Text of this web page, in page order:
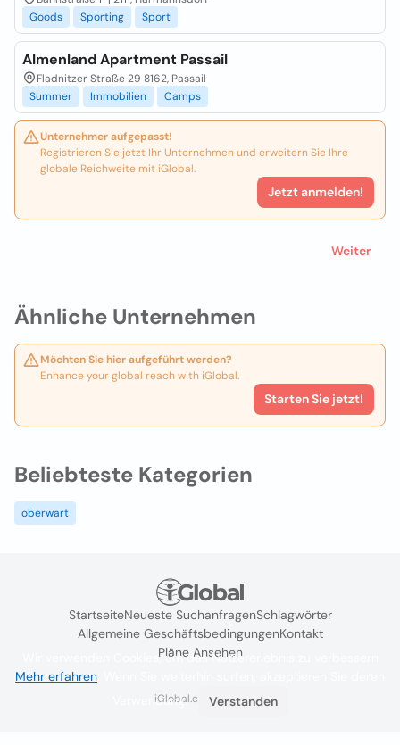
Ähnliche Unternehmen
Möchten Sie hier aufgeführt werden?
Enhance your global reach with iGlobal.
Starten Sie jetzt!
Goods
Sporting Sport
Almenland Apartment Passail
Fladnitzer Straße 29 8162, Passail
Summer
Immobilien Camps
Unternehmer aufgepasst!
Registrieren Sie jetzt Ihr Unternehmen und erweitern Sie Ihre
globale Reichweite mit iGlobal.
Jetzt anmelden!
Weiter
Beliebteste Kategorien
oberwart
StartseiteNeueste SuchanfragenSchlagwörter
Allgemeine GeschäftsbedingungenKontakt
Pläne Ansehen
iGlobal.co @ 2024
Wir verwenden Cookies, um das Nutzererlebnis zu verbessern
Mehr erfahren
Verwendung.
Verstanden